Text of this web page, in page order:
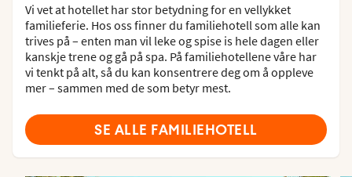
Vi vet at hotellet har stor betydning for en vellykket
familieferie. Hos oss finner du familiehotell som alle kan
trives på – enten man vil leke og spise is hele dagen eller
kanskje trene og gå på spa. På familiehotellene våre har
vi tenkt på alt, så du kan konsentrere deg om å oppleve
mer – sammen med de som betyr mest.
SE ALLE FAMILIEHOTELL